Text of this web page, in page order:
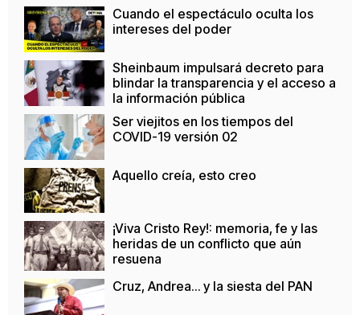
Cuando el espectáculo oculta los
intereses del poder
Sheinbaum impulsará decreto para
blindar la transparencia y el acceso a
la información pública
Ser viejitos en los tiempos del
COVID-19 versión 02
Aquello creía, esto creo
¡Viva Cristo Rey!: memoria, fe y las
heridas de un conflicto que aún
resuena
Cruz, Andrea… y la siesta del PAN